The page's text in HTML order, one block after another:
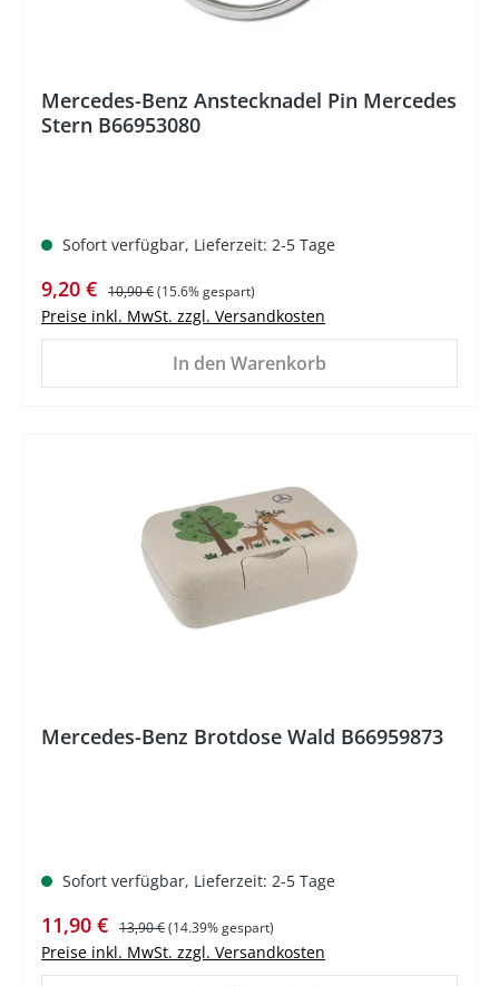
Mercedes-Benz Anstecknadel Pin Mercedes
Stern B66953080
Sofort verfügbar, Lieferzeit: 2-5 Tage
Verkaufspreis:
9,20 € Regulärer Preis:
10,90 €(15.6% gespart)
Preise inkl. MwSt. zzgl. Versandkosten
In den Warenkorb
Mercedes-Benz Brotdose Wald B66959873
Sofort verfügbar, Lieferzeit: 2-5 Tage
Verkaufspreis:
11,90 € Regulärer Preis:
13,90 €(14.39% gespart)
Preise inkl. MwSt. zzgl. Versandkosten